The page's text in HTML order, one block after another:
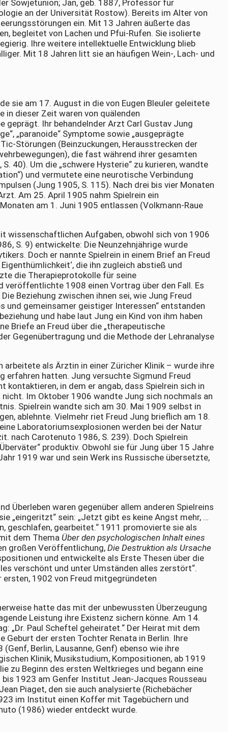
Sowjetunion; Jan, geb. 1887, Professor für
an der Universität Rostow). Bereits im Alter von
ein. Mit 13 Jahren äußerte das
begleitet von Lachen und Pfui-Rufen. Sie isolierte
Ihre weitere intellektuelle Entwicklung blieb
Mit 18 Jahren litt sie an häufigen Wein-, Lach- und
sie am 17. August in die von Eugen Bleuler geleitete
in dieser Zeit waren von quälenden
geprägt. Ihr behandelnder Arzt Carl Gustav Jung
„paranoide“ Symptome sowie „ausgeprägte
Störungen (Beinzuckungen, Herausstrecken der
die fast während ihrer gesamten
40). Um die „schwere Hysterie“ zu kurieren, wandte
und vermutete eine neurotische Verbindung
(Jung 1905, S. 115). Nach drei bis vier Monaten
Am 25. April 1905 nahm Spielrein ein
am 1. Juni 1905 entlassen (Volkmann-Raue
wissenschaftlichen Aufgaben, obwohl sich von 1906
S. 9) entwickelte: Die Neunzehnjährige wurde
Doch er nannte Spielrein in einem Brief an Freud
die ihn zugleich abstieß und
die Therapieprotokolle für seine
1908 einen Vortrag über den Fall. Es
Beziehung zwischen ihnen sei, wie Jung Freud
gemeinsamer geistiger Interessen“ entstanden
und habe laut Jung ein Kind von ihm haben
Briefe an Freud über die „therapeutische
Gegenübertragung und die Methode der Lehranalyse
als Ärztin in einer Züricher Klinik – wurde ihre
erfahren hatten. Jung versuchte Sigmund Freud
in dem er angab, dass Spielrein sich in
Im Oktober 1906 wandte Jung sich nochmals an
Spielrein wandte sich am 30. Mai 1909 selbst in
ablehnte. Vielmehr riet Freud Jung brieflich am 18.
Laboratoriumsexplosionen werden bei der Natur
nach Carotenuto 1986, S. 239). Doch Spielrein
produktiv. Obwohl sie für Jung über 15 Jahre
1919 war und sein Werk ins Russische übersetzte,
Überleben waren gegenüber allem anderen Spielreins
„eingeritzt“ sein: „Jetzt gibt es keine Angst mehr, …
geschlafen, gearbeitet.“ 1911 promovierte sie als
dem Thema Über den psychologischen Inhalt eines
großen Veröffentlichung, Die Destruktion als Ursache
und entwickelte als Erste Thesen über die
verschönt und unter Umständen alles zerstört“.
1902 von Freud mitgegründeten
hatte das mit der unbewussten Überzeugung
Leistung ihre Existenz sichern könne. Am 14.
„Dr. Paul Scheftel geheiratet.“ Der Heirat mit dem
der ersten Tochter Renata in Berlin. Ihre
Berlin, Lausanne, Genf) ebenso wie ihre
Klinik, Musikstudium, Kompositionen, ab 1919
zu Beginn des ersten Weltkrieges und begann eine
1923 am Genfer Institut Jean-Jacques Rousseau
Piaget, den sie auch analysierte (Richebächer
im Institut einen Koffer mit Tagebüchern und
(1986) wieder entdeckt wurde.